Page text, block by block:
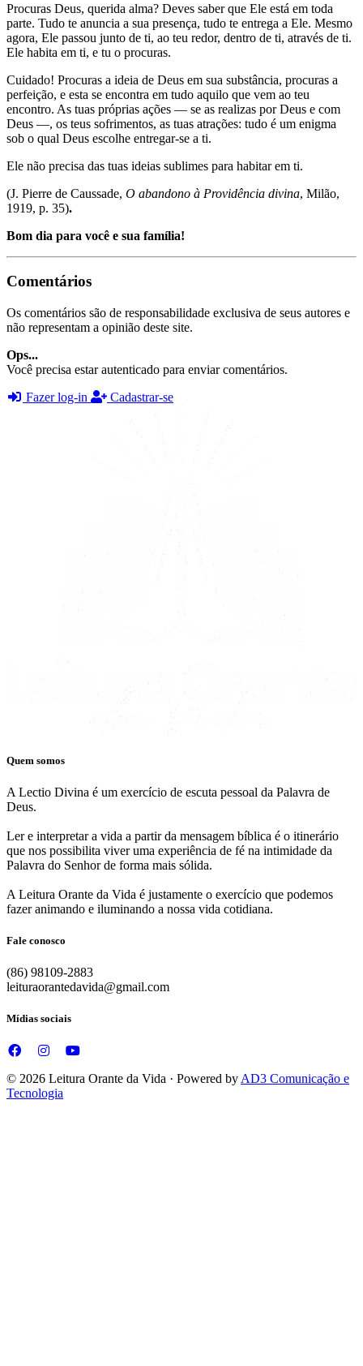
Procuras Deus, querida alma? Deves saber que Ele está em toda
parte. Tudo te anuncia a sua presença, tudo te entrega a Ele. Mesmo
agora, Ele passou junto de ti, ao teu redor, dentro de ti, através de ti.
Ele habita em ti, e tu o procuras.
Cuidado! Procuras a ideia de Deus em sua substância, procuras a
perfeição, e esta se encontra em tudo aquilo que vem ao teu
encontro. As tuas próprias ações — se as realizas por Deus e com
Deus —, os teus sofrimentos, as tuas atrações: tudo é um enigma
sob o qual Deus escolhe entregar-se a ti.
Ele não precisa das tuas ideias sublimes para habitar em ti.
(J. Pierre de Caussade, O abandono à Providência divina, Milão,
1919, p. 35).
Bom dia para você e sua família!
Comentários
Os comentários são de responsabilidade exclusiva de seus autores e
não representam a opinião deste site.
Ops...
Você precisa estar autenticado para enviar comentários.
Fazer log-in
Cadastrar-se
Quem somos
A Lectio Divina é um exercício de escuta pessoal da Palavra de
Deus.
Ler e interpretar a vida a partir da mensagem bíblica é o itinerário
que nos possibilita viver uma experiência de fé na intimidade da
Palavra do Senhor de forma mais sólida.
A Leitura Orante da Vida é justamente o exercício que podemos
fazer animando e iluminando a nossa vida cotidiana.
Fale conosco
(86) 98109-2883
leituraorantedavida@gmail.com
Mídias sociais
© 2026 Leitura Orante da Vida · Powered by AD3 Comunicação e
Tecnologia